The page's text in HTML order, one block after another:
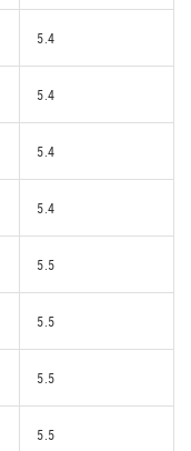
5.4
5.4
5.4
5.4
5.5
5.5
5.5
5.5